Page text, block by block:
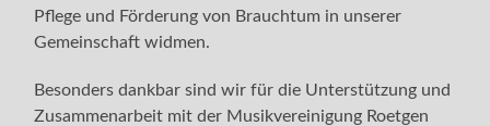
Pflege und Förderung von Brauchtum in unserer
Gemeinschaft widmen.
Besonders dankbar sind wir für die Unterstützung und
Zusammenarbeit mit der Musikvereinigung Roetgen